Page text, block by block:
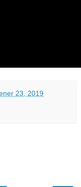
23, 2019